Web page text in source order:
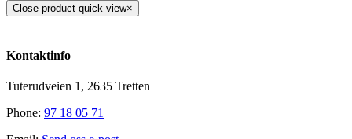
Mercedes
Peterbilt
Scania
Tilhenger
Close product quick view×
Kontaktinfo
Tuterudveien 1, 2635 Tretten
Phone: 97 18 05 71